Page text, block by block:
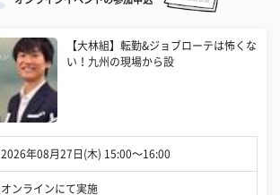
【大林組】転勤&ジョブローテは怖くな
い！九州の現場から設
2026年08月27日(木) 15:00〜16:00
オンラインにて実施